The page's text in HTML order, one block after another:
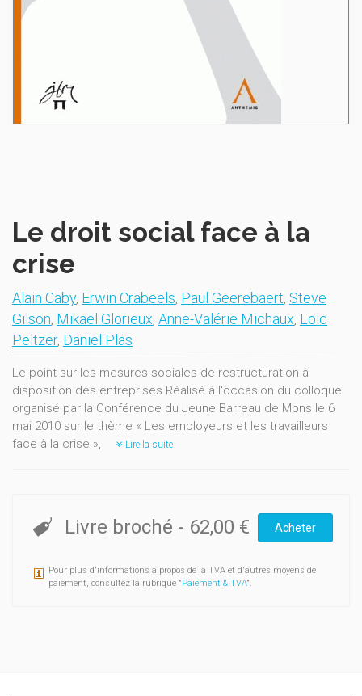
Le droit social face à la
crise
Alain Caby, Erwin Crabeels, Paul Geerebaert, Steve
Gilson, Mikaël Glorieux, Anne-Valérie Michaux, Loïc
Peltzer, Daniel Plas
Le point sur les mesures sociales de restructuration à
disposition des entreprises Réalisé à l'occasion du colloque
organisé par la Conférence du Jeune Barreau de Mons le 6
mai 2010 sur le thème « Les employeurs et les travailleurs
face à la crise »,
Lire la suite
Livre broché - 62,00 € Acheter
Pour plus d'informations à propos de la TVA et d'autres moyens de
paiement, consultez la rubrique "Paiement & TVA".